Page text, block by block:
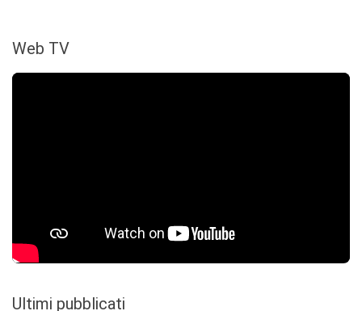
Web TV
Ultimi pubblicati